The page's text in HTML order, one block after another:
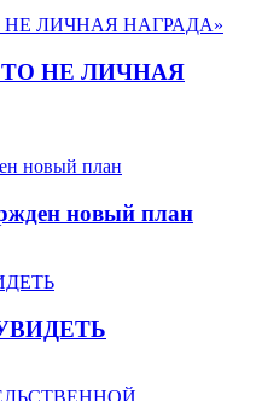
НЕ ЛИЧНАЯ
новый план